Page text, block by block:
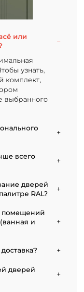
или
узнать,
комплект,
выбранного
отделки
двери с
от 5000
всего
после
покрытие. В
уровня
по высоте, и
ставить
работ.
запилы, но
дверей
RAL?
эмалированные
помещений
и
выбирать
На нашем
двери
доставляются
дверь
заказу,
дверей